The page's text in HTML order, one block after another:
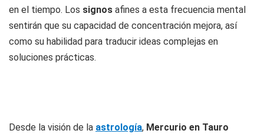
en el tiempo. Los signos afines a esta frecuencia mental
sentirán que su capacidad de concentración mejora, así
como su habilidad para traducir ideas complejas en
soluciones prácticas.
Desde la visión de la astrología, Mercurio en Tauro